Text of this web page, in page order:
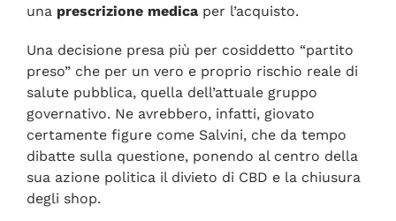
una prescrizione medica per l’acquisto.
Una decisione presa più per cosiddetto “partito
preso” che per un vero e proprio rischio reale di
salute pubblica, quella dell’attuale gruppo
governativo. Ne avrebbero, infatti, giovato
certamente figure come Salvini, che da tempo
dibatte sulla questione, ponendo al centro della
sua azione politica il divieto di CBD e la chiusura
degli shop.